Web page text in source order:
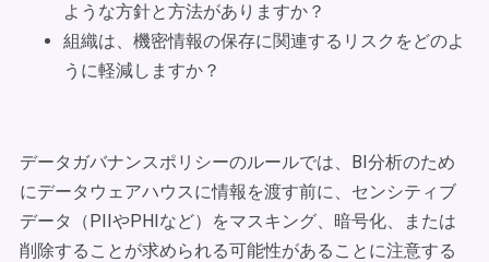
ような方針と方法がありますか？
組織は、機密情報の保存に関連するリスクをどのよ
うに軽減しますか？
データガバナンスポリシーのルールでは、BI分析のため
にデータウェアハウスに情報を渡す前に、センシティブ
データ（PIIやPHIなど）をマスキング、暗号化、または
削除することが求められる可能性があることに注意する